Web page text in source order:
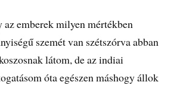
emberek milyen mértékben
szemét van szétszórva abban
látom, de az indiai
óta egészen máshogy állok